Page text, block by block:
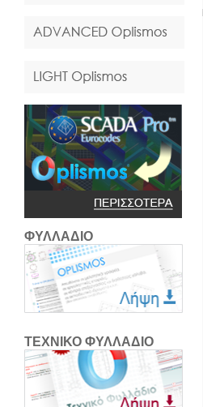
ΦΥΛΛΑΔΙΟ
ΤΕΧΝΙΚΟ ΦΥΛΛΑΔΙΟ